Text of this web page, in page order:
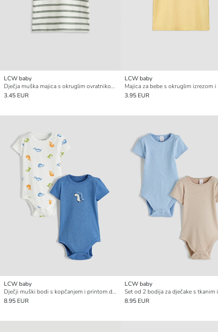
LCW baby
Dječja muška majica s okruglim ovratnikom i prugama
3.45 EUR
LCW baby
3.95 EUR
LCW baby
Dječji muški bodi s kopčanjem i printom dinosaura (2 kom)
8.95 EUR
LCW baby
8.95 EUR